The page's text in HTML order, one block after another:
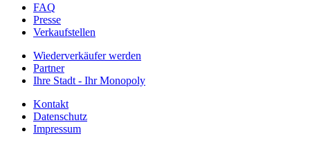
FAQ
Presse
Verkaufstellen
Wiederverkäufer werden
Partner
Ihre Stadt - Ihr Monopoly
Kontakt
Datenschutz
Impressum